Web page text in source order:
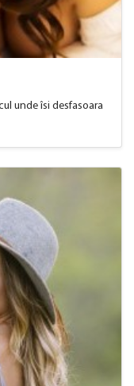
unde îsi desfasoara